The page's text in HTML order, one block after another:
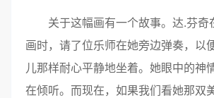
关于这幅画有一个故事。达.芬奇
画时，请了位乐师在她旁边弹奏，以
儿那样耐心平静地坐着。她眼中的神
在倾听。而现在，如果我们看她那双